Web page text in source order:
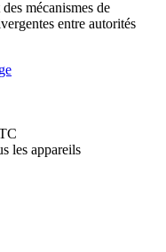
mécanismes de
entre autorités
les appareils